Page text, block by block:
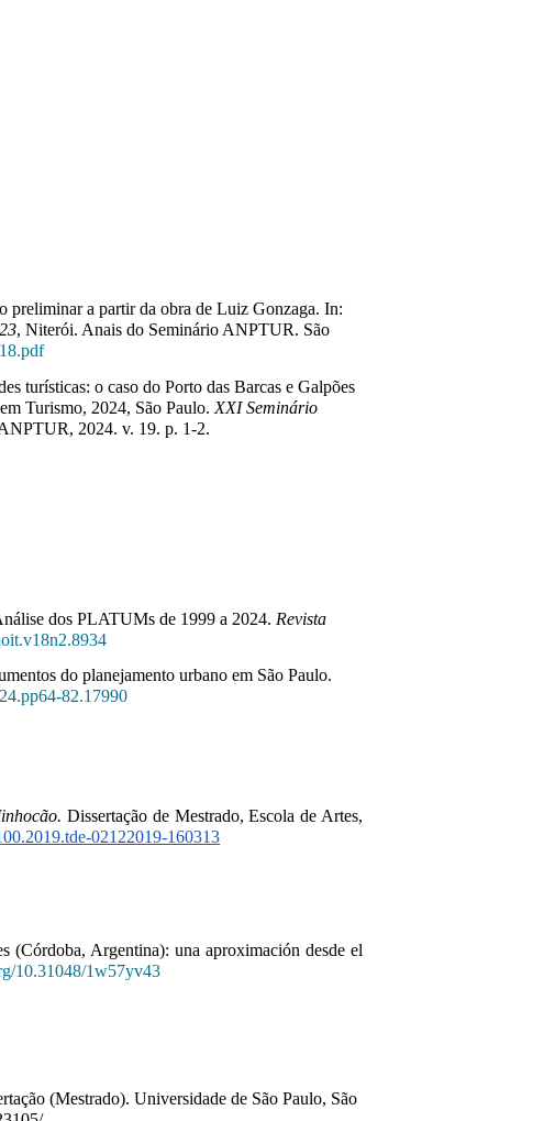
preliminar a partir da obra de Luiz Gonzaga. In:
, Niterói. Anais do Seminário ANPTUR. São
turísticas: o caso do Porto das Barcas e Galpões
Turismo, 2024, São Paulo. XXI Seminário
2024. v. 19. p. 1-2.
dos PLATUMs de 1999 a 2024. Revista
do planejamento urbano em São Paulo.
82.17990
Dissertação de Mestrado, Escola de Artes,
02122019-160313
Argentina): una aproximación desde el
10.31048/1w57yv43
(Mestrado). Universidade de São Paulo, São